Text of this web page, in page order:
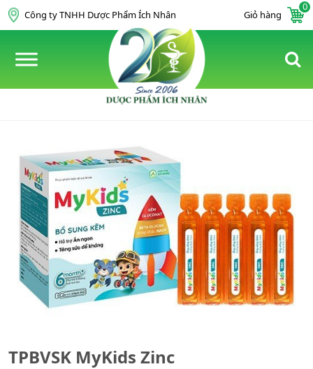
Skip to content
Công ty TNHH Dược Phẩm Ích Nhân Giỏ hàng
0
TPBVSK MyKids Zinc